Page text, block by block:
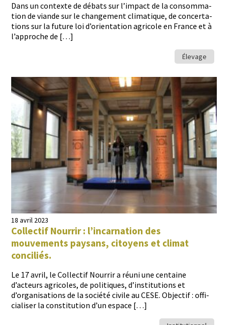
Dans un con­texte de débats sur l’impact de la con­som­ma­
tion de viande sur le change­ment cli­ma­tique, de con­cer­ta­
tions sur la future loi d’orientation agri­cole en France et à
l’approche de […]
Élevage
18 avril 2023
Collectif Nourrir : l’incarnation des
mouvements paysans, citoyens et climat
conciliés.
Le 17 avril, le Col­lec­tif Nour­rir a réu­ni une cen­taine
d’acteurs agri­coles, de poli­tiques, d’institutions et
d’organisations de la société civile au CESE. Objec­tif : offi­
cialis­er la con­sti­tu­tion d’un espace […]